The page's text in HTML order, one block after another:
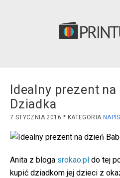
Idealny prezent
Dziadka
7 STYCZNIA 2016
Anita z bloga srokao.pl do tej
kupić dziadkom jej dzieci z